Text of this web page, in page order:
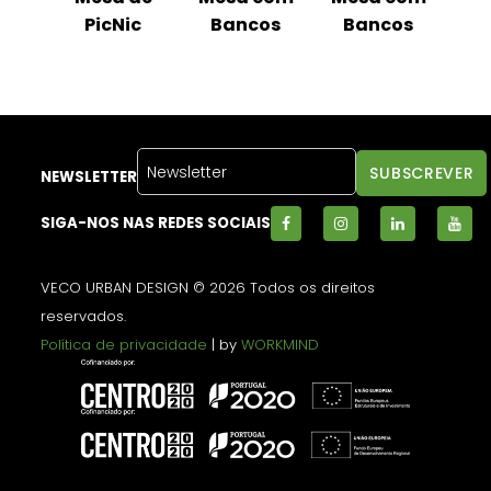
PicNic
Bancos
Bancos
NEWSLETTER
SIGA-NOS NAS REDES SOCIAIS
VECO URBAN DESIGN © 2026 Todos os direitos
reservados.
Política de privacidade | byWORKMIND